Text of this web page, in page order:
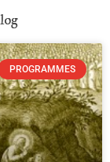
PROGRAMMES